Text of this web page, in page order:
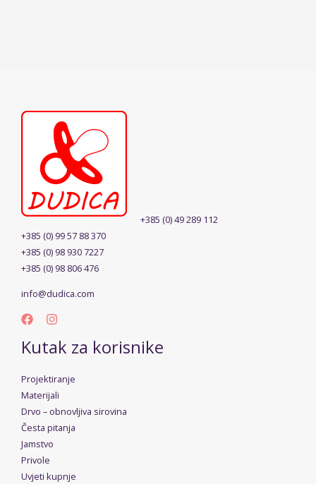
+385 (0) 49 289 112
+385 (0) 99 57 88 370
+385 (0) 98 930 7227
+385 (0) 98 806 476
info@dudica.com
Kutak za korisnike
Projektiranje
Materijali
Drvo – obnovljiva sirovina
Česta pitanja
Jamstvo
Privole
Uvjeti kupnje